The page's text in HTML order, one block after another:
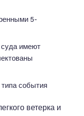
5-
суда имеют
события
ветерка и